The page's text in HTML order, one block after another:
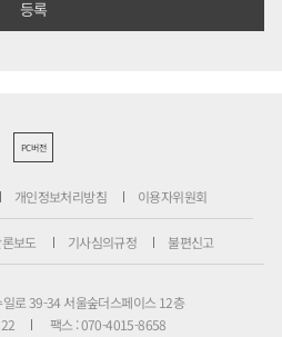
PC버전
개인정보처리방침 이용자위원회
론보도 기사심의규정 불편신고
로 39-34 서울숲더스페이스 12층
팩스 : 070-4015-8658